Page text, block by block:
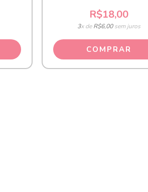
R$18,00
3x deR$6,00sem juros